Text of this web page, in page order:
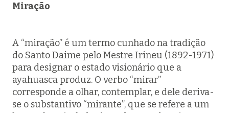
Miração
A “miração” é um termo cunhado na tradição
do Santo Daime pelo Mestre Irineu (1892-1971)
para designar o estado visionário que a
ayahuasca produz. O verbo “mirar”
corresponde a olhar, contemplar, e dele deriva-
se o substantivo “mirante”, que se refere a um